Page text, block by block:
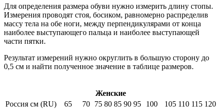
Для определения размера обуви нужно измерить длину стопы.
Измерения проводят стоя, босиком, равномерно распределив
массу тела на обе ноги, между перпендикулярами от конца
наиболее выступающего пальца и наиболее выступающей
части пятки.
Результат измерений нужно округлить в большую сторону до
0,5 см и найти полученное значение в таблице размеров.
Женские
Россия см (RU)
65 70 75 80 85 90 95 100 105 110 115 120